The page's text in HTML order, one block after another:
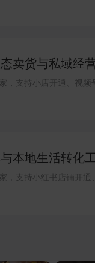
卖货与私域经
，支持小店开通、视
本地生活转化
，支持小红书店铺开